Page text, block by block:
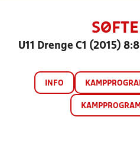
U11 Drenge C1 (2015)
INFO